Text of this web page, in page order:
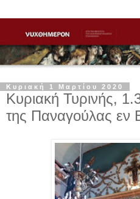
Κυριακή 1 Μαρτίου 2020
Κυριακή Τυρινής,
της Παναγούλας εν